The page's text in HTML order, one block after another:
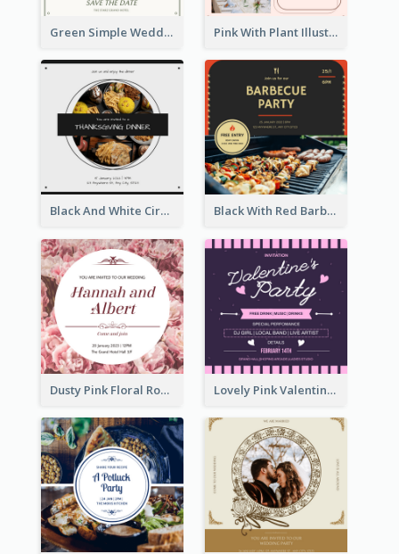
Green Simple Wedding Photo Wedding Invitation Pink With Plant Illustration Wedding Party Invitation
Black And White Circle Photo Thanksgiving Dinner Invitation Black With Red Barbecue Housewarming Invitation
Dusty Pink Floral Round Wedding Invitation Lovely Pink Valentine Celebration Invitation Design Ideas